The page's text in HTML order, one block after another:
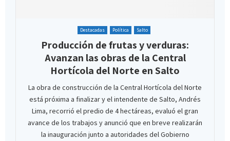
Destacadas Política Salto
Producción de frutas y verduras:
Avanzan las obras de la Central
Hortícola del Norte en Salto
La obra de construcción de la Central Hortícola del Norte
está próxima a finalizar y el intendente de Salto, Andrés
Lima, recorrió el predio de 4 hectáreas, evaluó el gran
avance de los trabajos y anunció que en breve realizarán
la inauguración junto a autoridades del Gobierno